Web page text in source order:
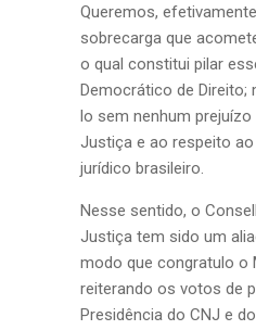
Queremos,
sobrecarga que
o qual constitui pilar
Democrático de
lo sem nenhum
Justiça e ao respeito
jurídico brasileiro.
Nesse sentido, o
Justiça tem sido um
modo que congratulo o
reiterando os votos de
Presidência do CNJ e